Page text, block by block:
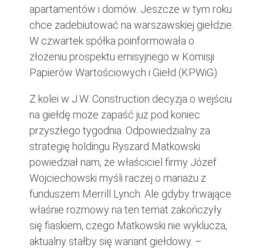
apartamentów i domów. Jeszcze w tym roku
chce zadebiutować na warszawskiej giełdzie.
W czwartek spółka poinformowała o
złożeniu prospektu emisyjnego w Komisji
Papierów Wartościowych i Giełd (KPWiG).
Z kolei w J.W. Construction decyzja o wejściu
na giełdę może zapaść już pod koniec
przyszłego tygodnia. Odpowiedzialny za
strategię holdingu Ryszard Matkowski
powiedział nam, że właściciel firmy Józef
Wojciechowski myśli raczej o mariażu z
funduszem Merrill Lynch. Ale gdyby trwające
właśnie rozmowy na ten temat zakończyły
się fiaskiem, czego Matkowski nie wyklucza,
aktualny stałby się wariant giełdowy. –